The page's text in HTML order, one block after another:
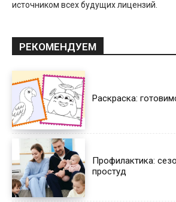
источником всех будущих лицензий.
РЕКОМЕНДУЕМ
Раскраска:
Профилактика:
простуд